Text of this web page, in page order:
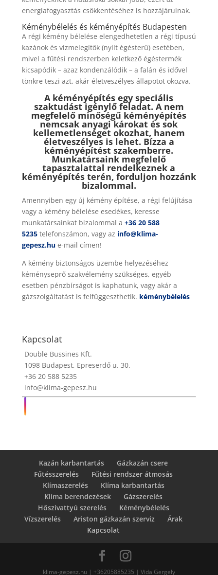
energiafogyasztás csökkentéséhez is hozzájárulnak.
Kéménybélelés és kéményépítés Budapesten
A régi kémény bélelése elengedhetetlen a régi típusú
kazánok és vízmelegítők (nyílt égésterű) esetében,
mivel a fűtési rendszerben keletkező égéstermék
kicsapódik – azaz kondenzálódik – a falán és idővel
tönkre teszi azt, akár életveszélyes állapotot okozva.
A kéményépítés egy speciális
szaktudást igénylő feladat. A nem
megfelelő minőségű kéményépítés
nemcsak anyagi károkat és sok
kellemetlenséget okozhat, hanem
életveszélyes is lehet. Bízza a
kéményépítést szakemberre.
Munkatársaink megfelelő
tapasztalattal rendelkeznek a
kéményépítés terén, forduljon hozzánk
bizalommal.
Amennyiben egy új kémény építése, a régi felújítása
vagy a kémény bélelése esedékes, keresse
munkatársainkat bizalommal a +36 20 588
5235telefonszámon, vagy az info@klima-
gepesz.hue-mail címen!
A kémény biztonságos üzembe helyezéséhez
kéményseprő szakvélemény szükséges, egyéb
esetben pénzbírságot is kaphatunk, vagy akár a
gázszolgáltatást is felfüggeszthetik. kéménybélelés
Kapcsolat
Double Bussines Kft.
1098 Budapest, Epreserdő u. 30.
+36 20 588 5235
info@klima-gepesz.hu
Kazán karbantartás
Gázkazán csere
Fűtésszerelés
Fűtési rendszer átmosás
Klímaszerelés
Klíma karbantartás
Klíma berendezések
Gázszerelés
Hőszivattyú szerelés
Kéménybélelés
Vízszerelés
Ariston gázkazán szerviz
Árak
Kapcsolat
klima-gepesz.hu | +36205885235 | Vida Gergely